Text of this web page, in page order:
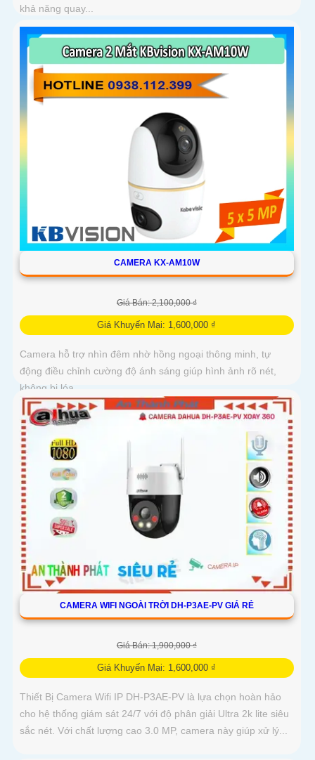
khả năng quay...
CAMERA KX-AM10W
Giá Bán: 2,100,000 ₫
Giá Khuyến Mại: 1,600,000 ₫
Camera hỗ trợ nhìn đêm nhờ hồng ngoại thông minh, tự
động điều chỉnh cường độ ánh sáng giúp hình ảnh rõ nét,
không bị lóa
CAMERA WIFI NGOÀI TRỜI DH-P3AE-PV GIÁ RẺ
Giá Bán: 1,900,000 ₫
Giá Khuyến Mại: 1,600,000 ₫
Thiết Bị Camera Wifi IP DH-P3AE-PV là lựa chọn hoàn hảo
cho hệ thống giám sát 24/7 với độ phân giải Ultra 2k lite siêu
sắc nét. Với chất lượng cao 3.0 MP, camera này giúp xử lý...